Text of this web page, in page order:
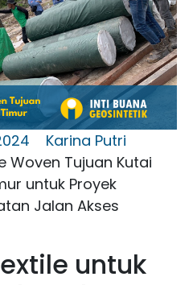
Karina Putri
Woven Tujuan Kutai
untuk Proyek
Jalan Akses
untuk